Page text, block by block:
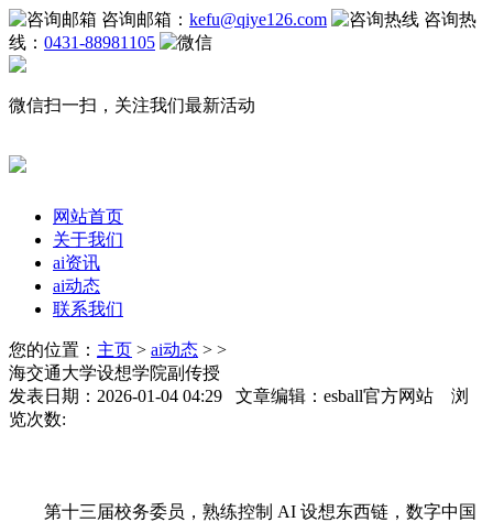
咨询邮箱： kefu@qiye126.com
咨询热
线： 0431-88981105
微信扫一扫，关注我们最新活动
网站首页
关于我们
ai资讯
ai动态
联系我们
您的位置： 主页 > ai动态 > >
海交通大学设想学院副传授
发表日期：2026-01-04 04:29 文章编辑：esball官方网站 浏
览次数:
第十三届校务委员，熟练控制 AI 设想东西链，数字中国